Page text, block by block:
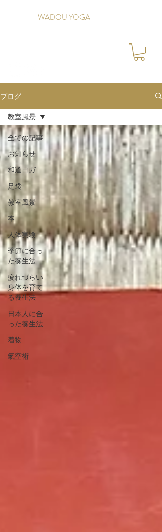
WADOU YOGA
ブログ
全ての記事
お知らせ
和道ヨガ
足袋
教室風景
本
人体実験
季節に合っ
た養生法
疲れづらい
身体を育て
る養生法
日本人に合
った養生法
着物
氣空術
教室風景